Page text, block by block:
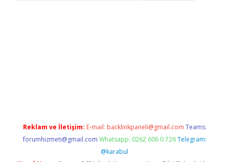
Reklam ve İletişim: E-mail: backlinkpaneli@gmail.com Teams:
forumhizmeti@gmail.com Whatsapp: 0262 606 0 726 Telegram:
@karabul